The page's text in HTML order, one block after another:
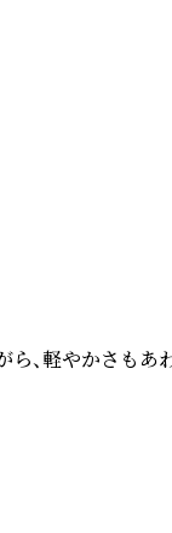
、軽やかさもあ